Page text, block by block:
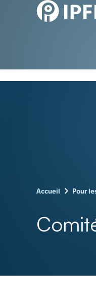
Accueil – Pour